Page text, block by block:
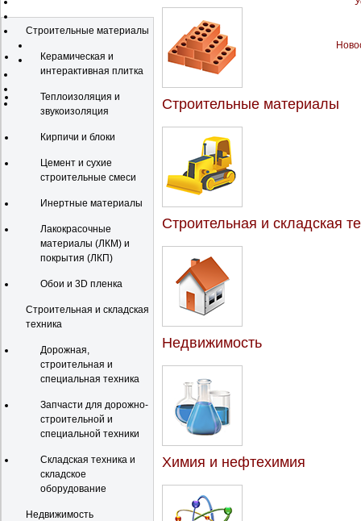
Строительные материалы
Керамическая и
интерактивная плитка
Теплоизоляция и
звукоизоляция
Кирпичи и блоки
Цемент и сухие
строительные смеси
Инертные материалы
Лакокрасочные
материалы (ЛКМ) и
покрытия (ЛКП)
Обои и 3D пленка
Строительная и складская
техника
Дорожная,
строительная и
специальная техника
Запчасти для дорожно-
строительной и
специальной техники
Складская техника и
складское
оборудование
Недвижимость
Строительные материалы
Строительная и складская
Недвижимость
Химия и нефтехимия